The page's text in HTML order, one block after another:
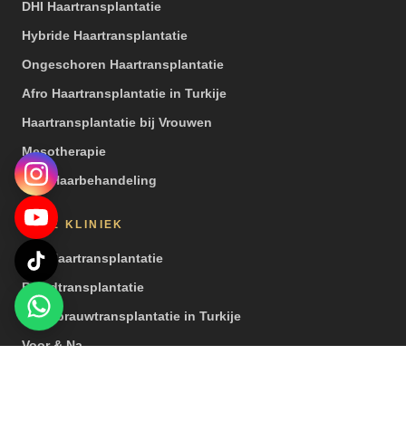
DHI Haartransplantatie
Hybride Haartransplantatie
Ongeschoren Haartransplantatie
Afro Haartransplantatie in Turkije
Haartransplantatie bij Vrouwen
Mesotherapie
PRP Haarbehandeling
ONZE KLINIEK
Een Haartransplantatie
Baardtransplantatie
Wenkbrauwtransplantatie in Turkije
Voor & Na